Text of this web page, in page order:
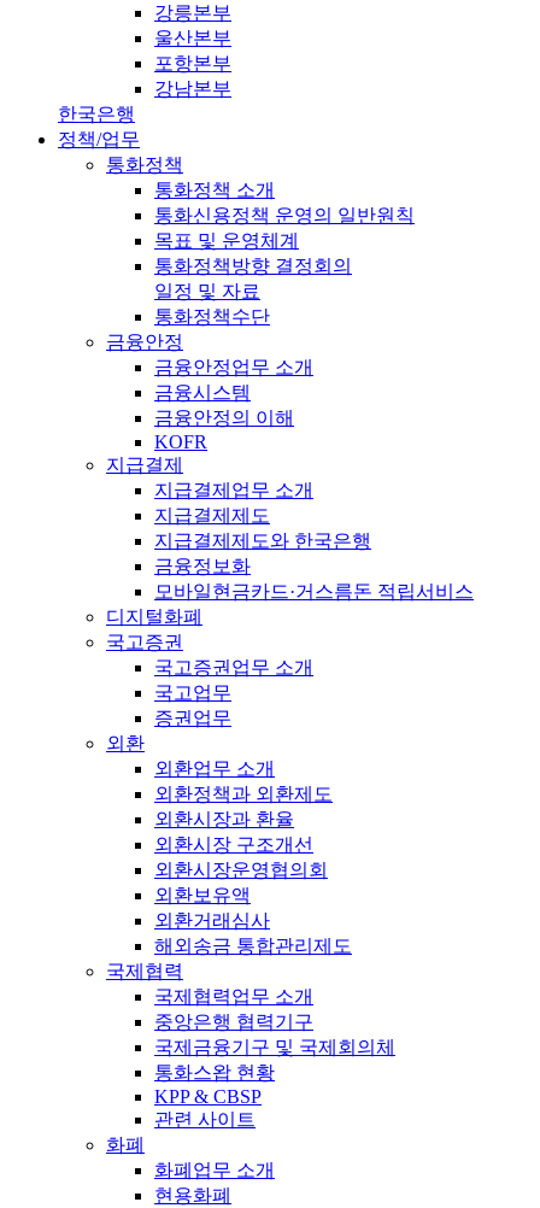
강릉본부
울산본부
포항본부
강남본부
한국은행
정책/업무
통화정책
통화정책 소개
통화신용정책 운영의 일반원칙
목표 및 운영체계
통화정책방향 결정회의
일정 및 자료
통화정책수단
금융안정
금융안정업무 소개
금융시스템
금융안정의 이해
KOFR
지급결제
지급결제업무 소개
지급결제제도
지급결제제도와 한국은행
금융정보화
모바일현금카드·거스름돈 적립서비스
디지털화폐
국고증권
국고증권업무 소개
국고업무
증권업무
외환
외환업무 소개
외환정책과 외환제도
외환시장과 환율
외환시장 구조개선
외환시장운영협의회
외환보유액
외환거래심사
해외송금 통합관리제도
국제협력
국제협력업무 소개
중앙은행 협력기구
국제금융기구 및 국제회의체
통화스왑 현황
KPP & CBSP
관련 사이트
화폐
화폐업무 소개
현용화폐